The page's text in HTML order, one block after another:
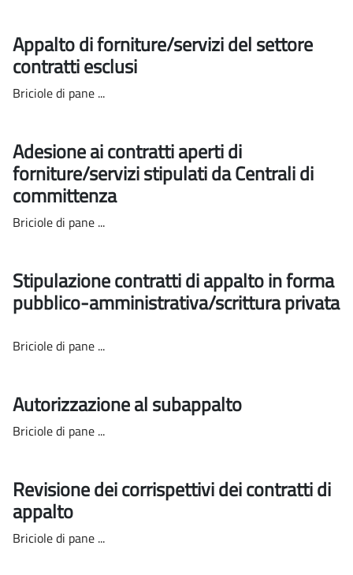
Appalto di forniture/servizi del settore
contratti esclusi
Briciole di pane ...
Adesione ai contratti aperti di
forniture/servizi stipulati da Centrali di
committenza
Briciole di pane ...
Stipulazione contratti di appalto in forma
pubblico-amministrativa/scrittura privata
Briciole di pane ...
Autorizzazione al subappalto
Briciole di pane ...
Revisione dei corrispettivi dei contratti di
appalto
Briciole di pane ...